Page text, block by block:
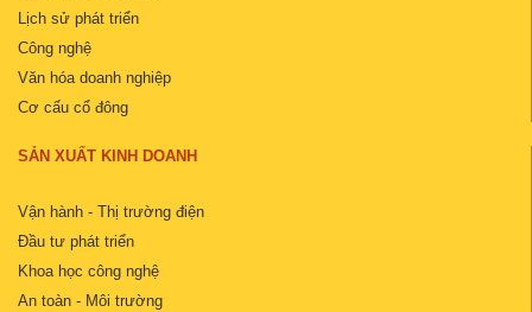
Lịch sử phát triển
Công nghệ
Văn hóa doanh nghiệp
Cơ cấu cổ đông
SẢN XUẤT KINH DOANH
Vận hành - Thị trường điện
Đầu tư phát triển
Khoa học công nghệ
An toàn - Môi trường